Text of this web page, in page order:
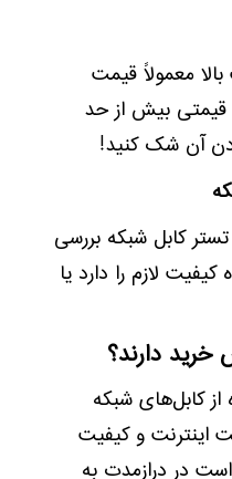
معمولاً قیمت
قیمتی بیش از حد
آن شک کنید!
تستر کابل شبکه بررسی
لازم را دارد یا
خرید دارند؟
کابل‌های شبکه
اینترنت و کیفیت
در درازمدت به